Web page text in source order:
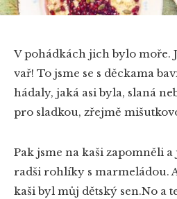
V pohádkách jich bylo moře.
vař! To jsme se s děckama
hádaly, jaká asi byla, slaná
pro sladkou, zřejmě
Pak jsme na kaši zapomněli
radši rohlíky s marmeládou.
kaši byl můj dětský sen.No a